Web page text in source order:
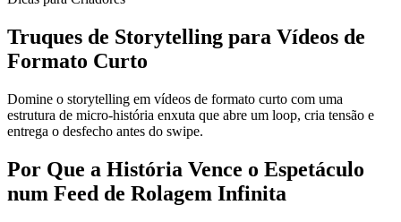
Truques de Storytelling para Vídeos de
Formato Curto
Domine o storytelling em vídeos de formato curto com uma
estrutura de micro-história enxuta que abre um loop, cria tensão e
entrega o desfecho antes do swipe.
Por Que a História Vence o Espetáculo
num Feed de Rolagem Infinita